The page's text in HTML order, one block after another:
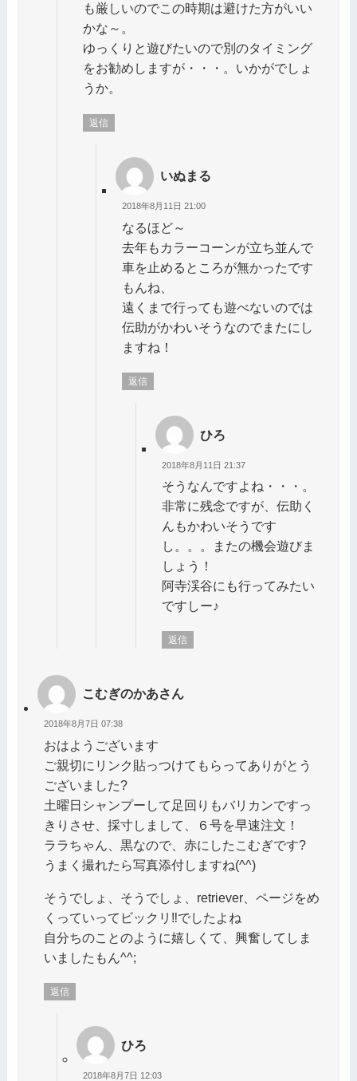
も厳しいのでこの時期は避けた方がいい
かな～。
ゆっくりと遊びたいので別のタイミング
をお勧めしますが・・・。いかがでしょ
うか。
返信
いぬまる
2018年8月11日 21:00
なるほど～
去年もカラーコーンが立ち並んで
車を止めるところが無かったです
もんね、
遠くまで行っても遊べないのでは
伝助がかわいそうなのでまたにし
ますね！
返信
ひろ
2018年8月11日 21:37
そうなんですよね・・・。
非常に残念ですが、伝助く
んもかわいそうです
し。。。またの機会遊びま
しょう！
阿寺渓谷にも行ってみたい
ですしー♪
返信
こむぎのかあさん
2018年8月7日 07:38
おはようございます
ご親切にリンク貼っつけてもらってありがとう
ございました?
土曜日シャンプーして足回りもバリカンですっ
きりさせ、採寸しまして、６号を早速注文！
ララちゃん、黒なので、赤にしたこむぎです?
うまく撮れたら写真添付しますね(^^)
そうでしょ、そうでしょ、retriever、ページをめ
くっていってビックリ‼️でしたよね
自分ちのことのように嬉しくて、興奮してしま
いましたもん^^;
返信
ひろ
2018年8月7日 12:03